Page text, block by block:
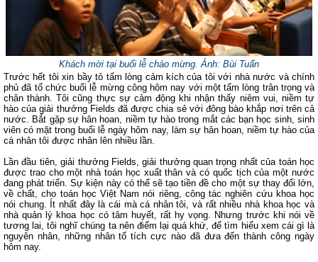
Khách mời tại buổi lễ chào mừng. Ảnh: Bùi Tuấn
Trước hết tôi xin bầy tỏ tấm lòng cảm kích của tôi với nhà nước và chính
phủ đã tổ chức buổi lễ mừng công hôm nay với một tấm lòng trân trọng và
chân thành. Tôi cũng thực sự cảm động khi nhận thấy niêm vui, niềm tự
hào của giải thưởng Fields đã được chia sẻ với đông bào khắp nơi trên cả
nước. Bắt gặp sự hân hoan, niềm tự hào trong mắt các bạn học sinh, sinh
viên có mặt trong buổi lễ ngày hôm nay, làm sự hân hoan, niềm tự hào của
cá nhân tôi được nhân lên nhiều lần.
Lần đầu tiên, giải thưởng Fields, giải thưởng quan trọng nhất của toán học
được trao cho một nhà toán học xuất thân và có quốc tịch của một nước
đang phát triển. Sự kiện này có thể sẽ tạo tiền đề cho một sự thay đổi lớn,
về chất, cho toán học Việt Nam nói riêng, công tác nghiên cứu khoa học
nói chung. Ít nhất đây là cái mà cá nhân tôi, và rất nhiều nhà khoa học và
nhà quản lý khoa học có tâm huyết, rất hy vọng. Nhưng trước khi nói về
tương lai, tôi nghĩ chúng ta nên điểm lại quá khứ, để tìm hiểu xem cái gì là
nguyên nhân, những nhân tố tích cực nào đã đưa đến thành công ngày
hôm nay.